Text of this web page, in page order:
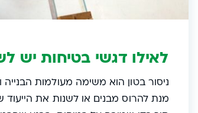
לאילו דגשי בטיחות יש
ניסור בטון הוא משימה מעולמות
מנת להרוס מבנים או לשנות את